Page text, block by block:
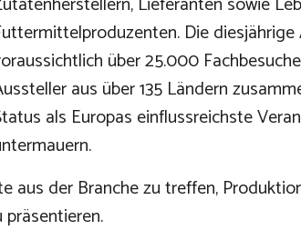
Die diesjährige
über 25.000
aus über 135 Ländern
als Europas einflussreichste
aus der Branche zu treffen,